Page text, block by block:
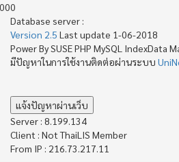
Database server :
Version 2.5 Last update 1-06-2018
Power By SUSE PHP MySQL IndexData
มีปัญหาในการใช้งานติดต่อผ่านระบบ
Server : 8.199.134
Client : Not ThaiLIS Member
From IP : 216.73.217.11